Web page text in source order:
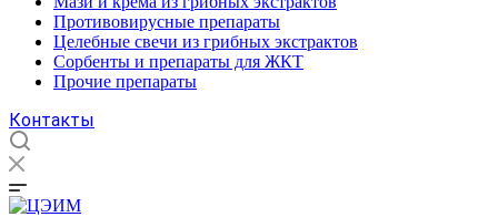
Противовирусные препараты
Целебные свечи из грибных экстрактов
Сорбенты и препараты для ЖКТ
Прочие препараты
Контакты